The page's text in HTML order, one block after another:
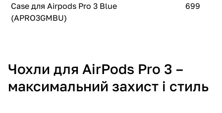
Case для Airpods Pro 3 Blue
(APRO3GMBU)
699
Чохли для AirPods Pro 3 –
максимальний захист і стиль